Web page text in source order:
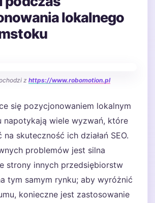
lokalnego
z https://www.robomotion.pl
się pozycjonowaniem lokalnym
napotykają wiele wyzwań, które
na skuteczność ich działań SEO.
problemów jest silna
strony innych przedsiębiorstw
tym samym rynku; aby wyróżnić
konieczne jest zastosowanie